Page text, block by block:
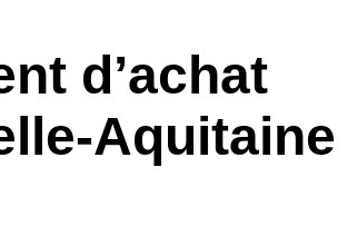
d’achat
Aquitaine